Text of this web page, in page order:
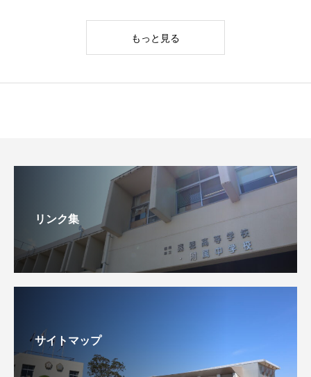
もっと見る
リンク集
サイトマップ